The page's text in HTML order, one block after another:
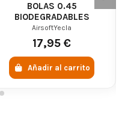
BOLAS 0.45
BIODEGRADABLES
1000BBS - AIRSOFTYECLA
AirsoftYecla
17,95 €
Añadir al carrito